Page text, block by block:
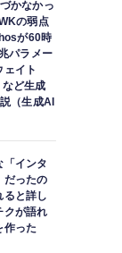
ュージックビ
かなかっ
の弱点
が60時
パラメー
ェイト
ど生成
（生成AI
「インタ
だったの
ると詳し
クが語れ
作った